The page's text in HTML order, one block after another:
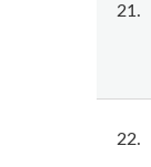
21
22